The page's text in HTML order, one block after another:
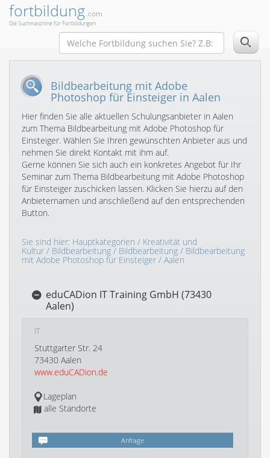
fortbildung.com
Die Suchmaschine für Fortbildungen
Bildbearbeitung mit Adobe
Photoshop für Einsteiger in Aalen
Hier finden Sie alle aktuellen Schulungsanbieter in Aalen
zum Thema Bildbearbeitung mit Adobe Photoshop für
Einsteiger. Wählen Sie Ihren gewünschten Anbieter aus und
nehmen Sie direkt Kontakt mit ihm auf.
Gerne können Sie sich auch ein konkretes Angebot für Ihr
Seminar zum Thema Bildbearbeitung mit Adobe Photoshop
für Einsteiger zuschicken lassen. Klicken Sie hierzu auf den
Anbieternamen und anschließend auf den entsprechenden
Button.
Sie sind hier: Hauptkategorien / Kreativität und
Kultur / Bildbearbeitung/ Bildbearbeitung / Bildbearbeitung
mit Adobe Photoshop für Einsteiger / Aalen
eduCADion IT Training GmbH (73430
Aalen)
IT
Stuttgarter Str. 24
73430 Aalen
www.eduCADion.de
Lageplan
alle Standorte
Anfrage